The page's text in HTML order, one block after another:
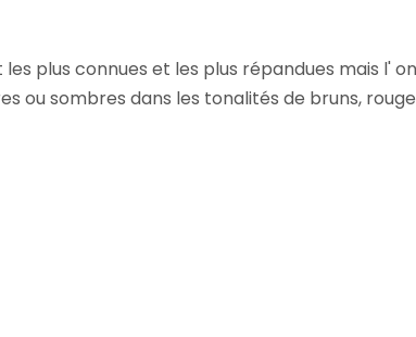
plus connues et les plus répandues mais l'
sombres dans les tonalités de bruns,